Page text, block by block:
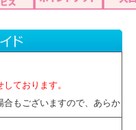
ております。
合もございますので、あらか